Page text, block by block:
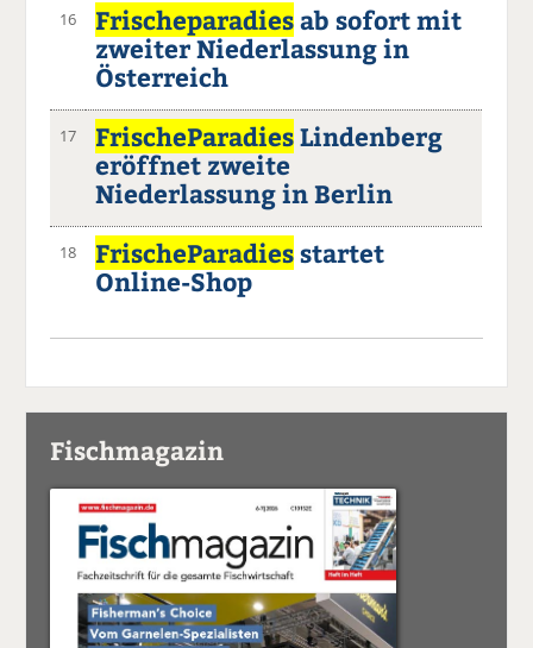
16 Frischeparadiesab sofort mit
zweiter Niederlassung in
Österreich
17 FrischeParadiesLindenberg
eröffnet zweite
Niederlassung in Berlin
18 FrischeParadiesstartet
Online-Shop
Fischmagazin